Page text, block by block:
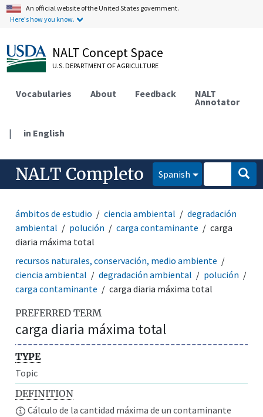
An official website of the United States government.
Here's how you know.
NALT Concept Space
U.S. DEPARTMENT OF AGRICULTURE
Vocabularies About Feedback NALT
Annotator
| in English
NALT Completo Spanish
ámbitos de estudio ciencia ambiental
degradación
ambiental
polución carga contaminante
carga
diaria máxima total
recursos naturales, conservación, medio ambiente
ciencia ambiental
degradación ambiental
polución
carga contaminante
carga diaria máxima total
PREFERRED TERM
carga diaria máxima total
TYPE
Topic
DEFINITION
Cálculo de la cantidad máxima de un contaminante